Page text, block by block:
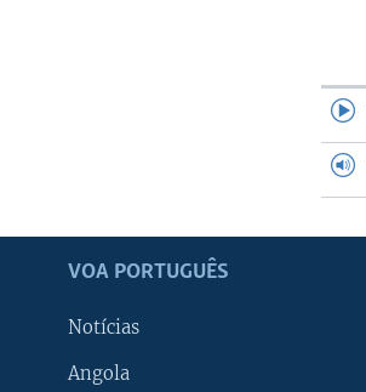
VOA PORTUGUÊS
Notícias
Angola